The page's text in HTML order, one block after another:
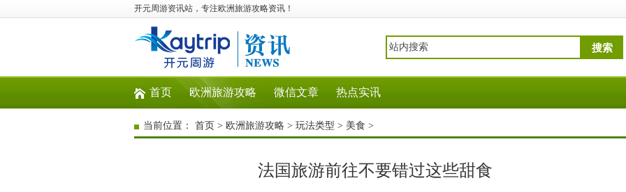
开元周游资讯站，专注欧洲旅游攻略资讯！
搜索
首页 欧洲旅游攻略 微信文章 热点实讯
当前位置： 首页 > 欧洲旅游攻略 > 玩法类型 > 美食 >
法国旅游前往不要错过这些甜食